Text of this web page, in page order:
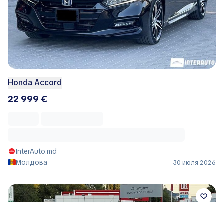
Honda Accord
22 999 €
InterAuto.md
Молдова
30 июля 2026